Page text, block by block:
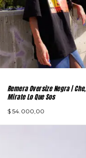
Remera Oversize Negra | Che,
Mirate Lo Que Sos
$ 54.000,00